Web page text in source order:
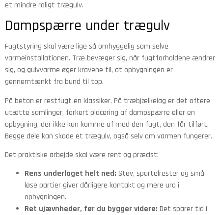
et mindre roligt trægulv.
Dampspærre under trægulv
Fugtstyring skal være lige så omhyggelig som selve
varmeinstallationen. Træ bevæger sig, når fugtforholdene ændrer
sig, og gulvvarme øger kravene til, at opbygningen er
gennemtænkt fra bund til top.
På beton er restfugt en klassiker. På træbjælkelag er det oftere
utætte samlinger, forkert placering af dampspærre eller en
opbygning, der ikke kan komme af med den fugt, den får tilført.
Begge dele kan skade et trægulv, også selv om varmen fungerer.
Det praktiske arbejde skal være rent og præcist:
Rens underlaget helt ned: Støv, spartelrester og små
løse partier giver dårligere kontakt og mere uro i
opbygningen.
Ret ujævnheder, før du bygger videre: Det sparer tid i